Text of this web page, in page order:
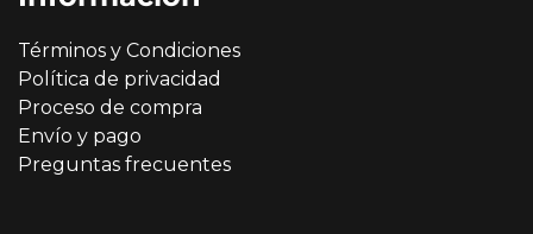
Términos y Condiciones
Política de privacidad
Proceso de compra
Envío y pago
Preguntas frecuentes